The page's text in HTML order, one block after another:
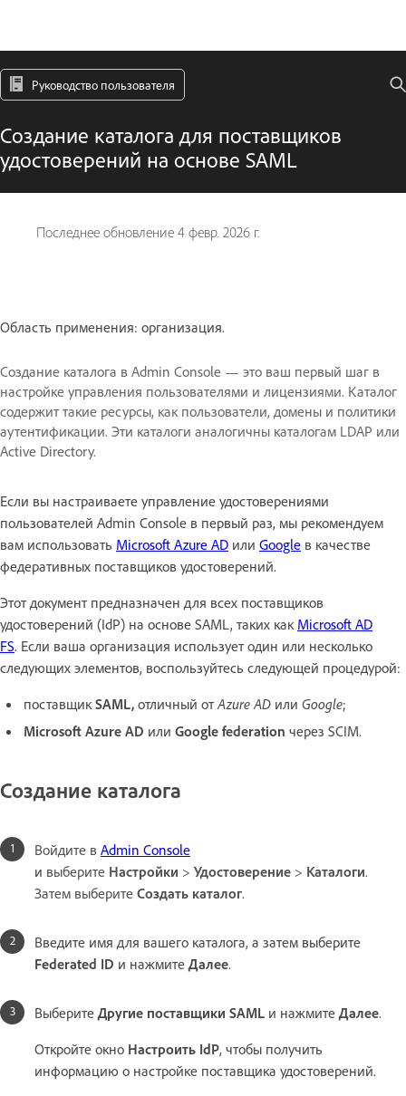
Руководство пользователя
Создание каталога для поставщиков
удостоверений на основе SAML
Последнее обновление 4 февр. 2026 г.
Область применения: организация.
Создание каталога в Admin Console — это ваш первый шаг в
настройке управления пользователями и лицензиями. Каталог
содержит такие ресурсы, как пользователи, домены и политики
аутентификации. Эти каталоги аналогичны каталогам LDAP или
Active Directory.
Если вы настраиваете управление удостоверениями
пользователей Admin Console в первый раз, мы рекомендуем
вам использовать Microsoft Azure AD или Google в качестве
федеративных поставщиков удостоверений.
Этот документ предназначен для всех поставщиков
удостоверений (IdP) на основе SAML, таких как Microsoft AD
FS. Если ваша организация использует один или несколько
следующих элементов, воспользуйтесь следующей процедурой:
поставщикSAML, отличный отAzure AD или Google;
Microsoft Azure AD или Google federation через SCIM.
Создание каталога
Войдите в Admin Console
и выберите Настройки > Удостоверение > Каталоги.
Затем выберите Создать каталог.
Введите имя для вашего каталога, а затем выберите
Federated ID и нажмитеДалее.
ВыберитеДругие поставщики SAML и нажмитеДалее.
Откройте окно Настроить IdP, чтобы получить
информацию о настройке поставщика удостоверений.